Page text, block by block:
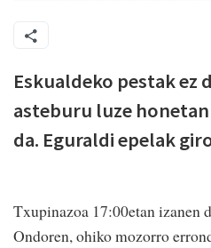
Eskualdeko pestak ez
asteburu luze
da. Eguraldi epelak
Txupinazoa 17:00etan izanen
Ondoren, ohiko mozorro